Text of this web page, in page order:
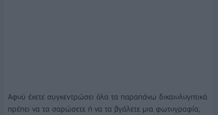
Αφού έχετε συγκεντρώσει όλα τα παραπάνω δικαιολογητικά
πρέπει να τα σαρώσετε ή να τα βγάλετε μια φωτογραφία,